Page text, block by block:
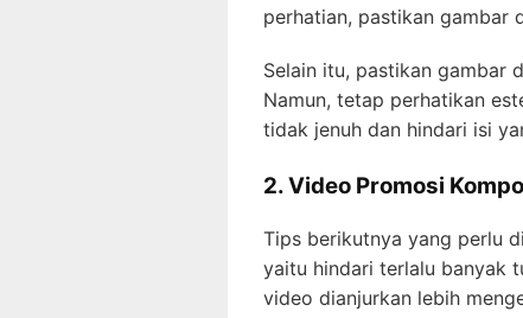
perhatian, pastikan gambar
Selain itu, pastikan gambar
Namun, tetap perhatikan
tidak jenuh dan hindari isi
2. Video Promosi
Tips berikutnya yang perlu
yaitu hindari terlalu banyak
video dianjurkan lebih